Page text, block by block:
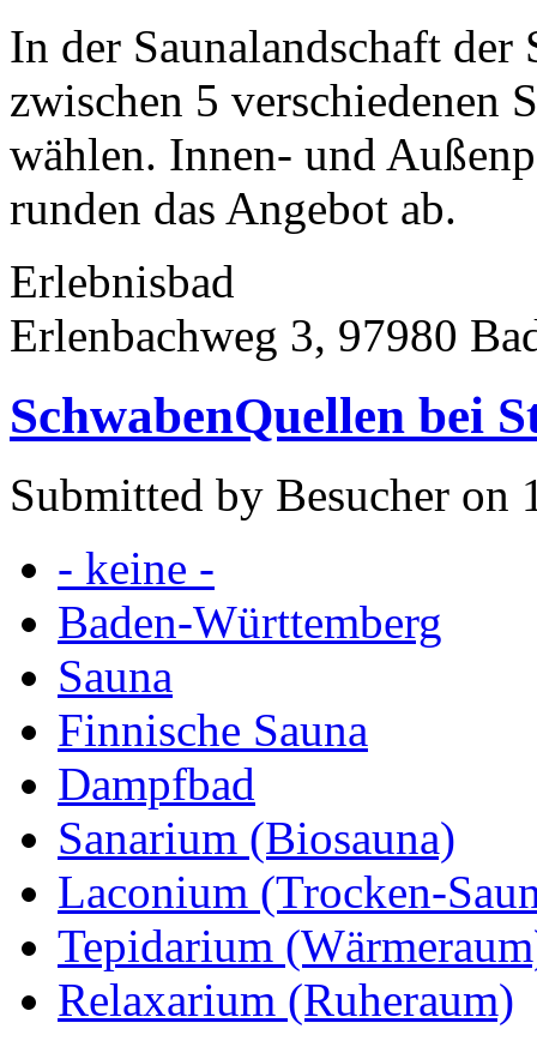
In der Saunalandschaft
zwischen 5 verschiedenen
wählen. Innen- und
runden das Angebot ab.
Erlebnisbad
Erlenbachweg 3, 97980
SchwabenQuellen bei
Submitted by Besucher on
- keine -
Baden-Württemberg
Sauna
Finnische Sauna
Dampfbad
Sanarium (Biosauna)
Laconium (Trocken-
Tepidarium
Relaxarium (Ruheraum)